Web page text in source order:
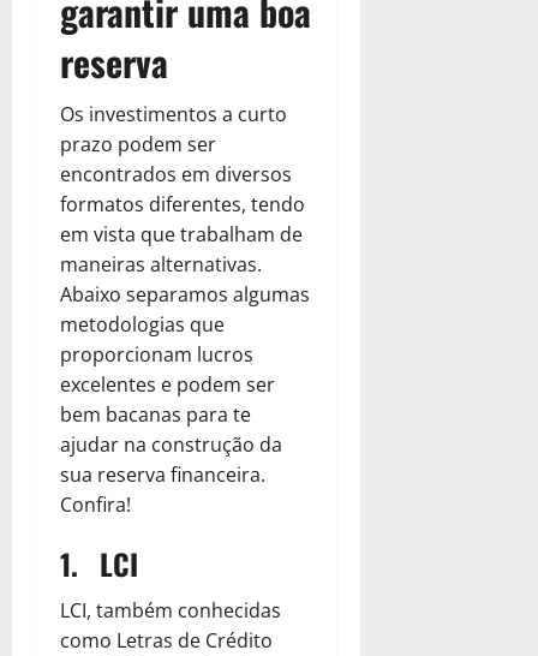
garantir uma boa
reserva
Os investimentos a curto
prazo podem ser
encontrados em diversos
formatos diferentes, tendo
em vista que trabalham de
maneiras alternativas.
Abaixo separamos algumas
metodologias que
proporcionam lucros
excelentes e podem ser
bem bacanas para te
ajudar na construção da
sua reserva financeira.
Confira!
1. LCI
LCI, também conhecidas
como Letras de Crédito